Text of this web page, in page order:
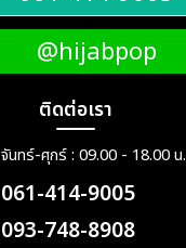
@hijabpop
ติดต่อเรา
จันทร์-ศุกร์ : 09.00 - 18.00 น.
061-414-9005
093-748-8908